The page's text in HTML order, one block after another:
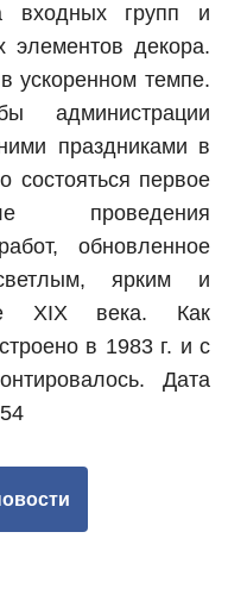
входных групп и
элементов декора.
ускоренном темпе.
администрации
праздниками в
состояться первое
проведения
обновленное
ярким и
XIX века. Как
в 1983 г. и с
Дата